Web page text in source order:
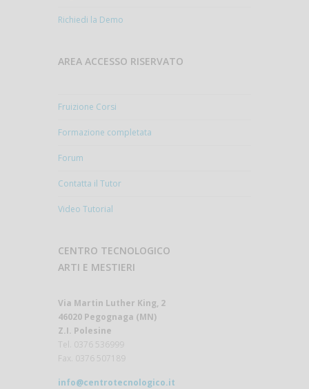
Richiedi la Demo
AREA ACCESSO RISERVATO
Fruizione Corsi
Formazione completata
Forum
Contatta il Tutor
Video Tutorial
CENTRO TECNOLOGICO
ARTI E MESTIERI
Via Martin Luther King, 2
46020 Pegognaga (MN)
Z.I. Polesine
Tel. 0376 536999
Fax. 0376 507189
info@centrotecnologico.it